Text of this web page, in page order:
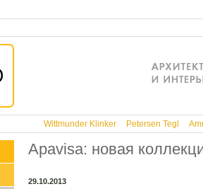
Wittmunder Klinker Petersen Tegl
Apavisa: новая
29.10.2013